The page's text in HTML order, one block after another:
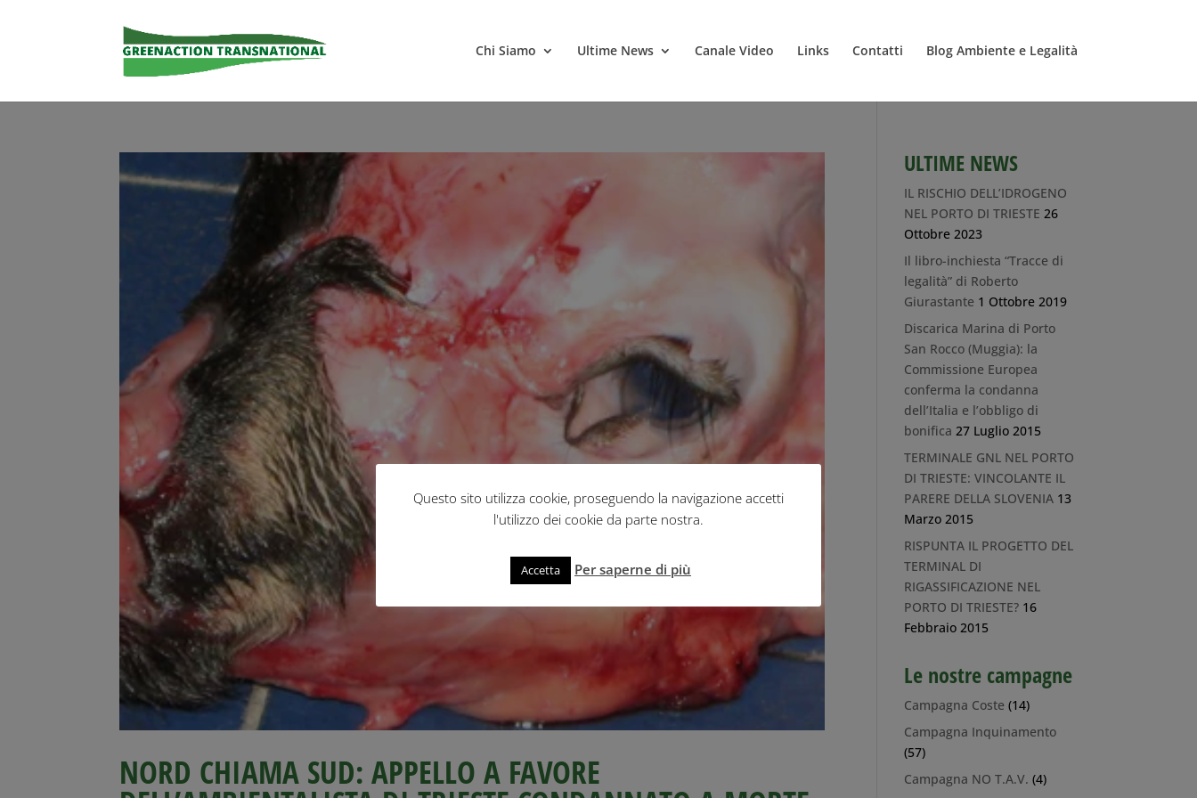
Chi Siamo Ultime News Canale Video Links Contatti Blog Ambiente e Legalità
NORD CHIAMA SUD: APPELLO A FAVORE
ULTIME NEWS
IL RISCHIO DELL’IDROGENO
NEL PORTO DI TRIESTE 26
Ottobre 2023
Il libro-inchiesta “Tracce di
legalità” di Roberto
Giurastante 1 Ottobre 2019
Discarica Marina di Porto
San Rocco (Muggia): la
Commissione Europea
conferma la condanna
dell’Italia e l’obbligo di
bonifica 27 Luglio 2015
TERMINALE GNL NEL PORTO
DI TRIESTE: VINCOLANTE IL
PARERE DELLA SLOVENIA 13
Marzo 2015
RISPUNTA IL PROGETTO DEL
TERMINAL DI
RIGASSIFICAZIONE NEL
PORTO DI TRIESTE? 16
Febbraio 2015
Le nostre campagne
Campagna Coste (14)
Campagna Inquinamento
(57)
Campagna NO T.A.V. (4)
Questo sito utilizza cookie, proseguendo la navigazione accetti
l'utilizzo dei cookie da parte nostra.
Accetta Per saperne di più